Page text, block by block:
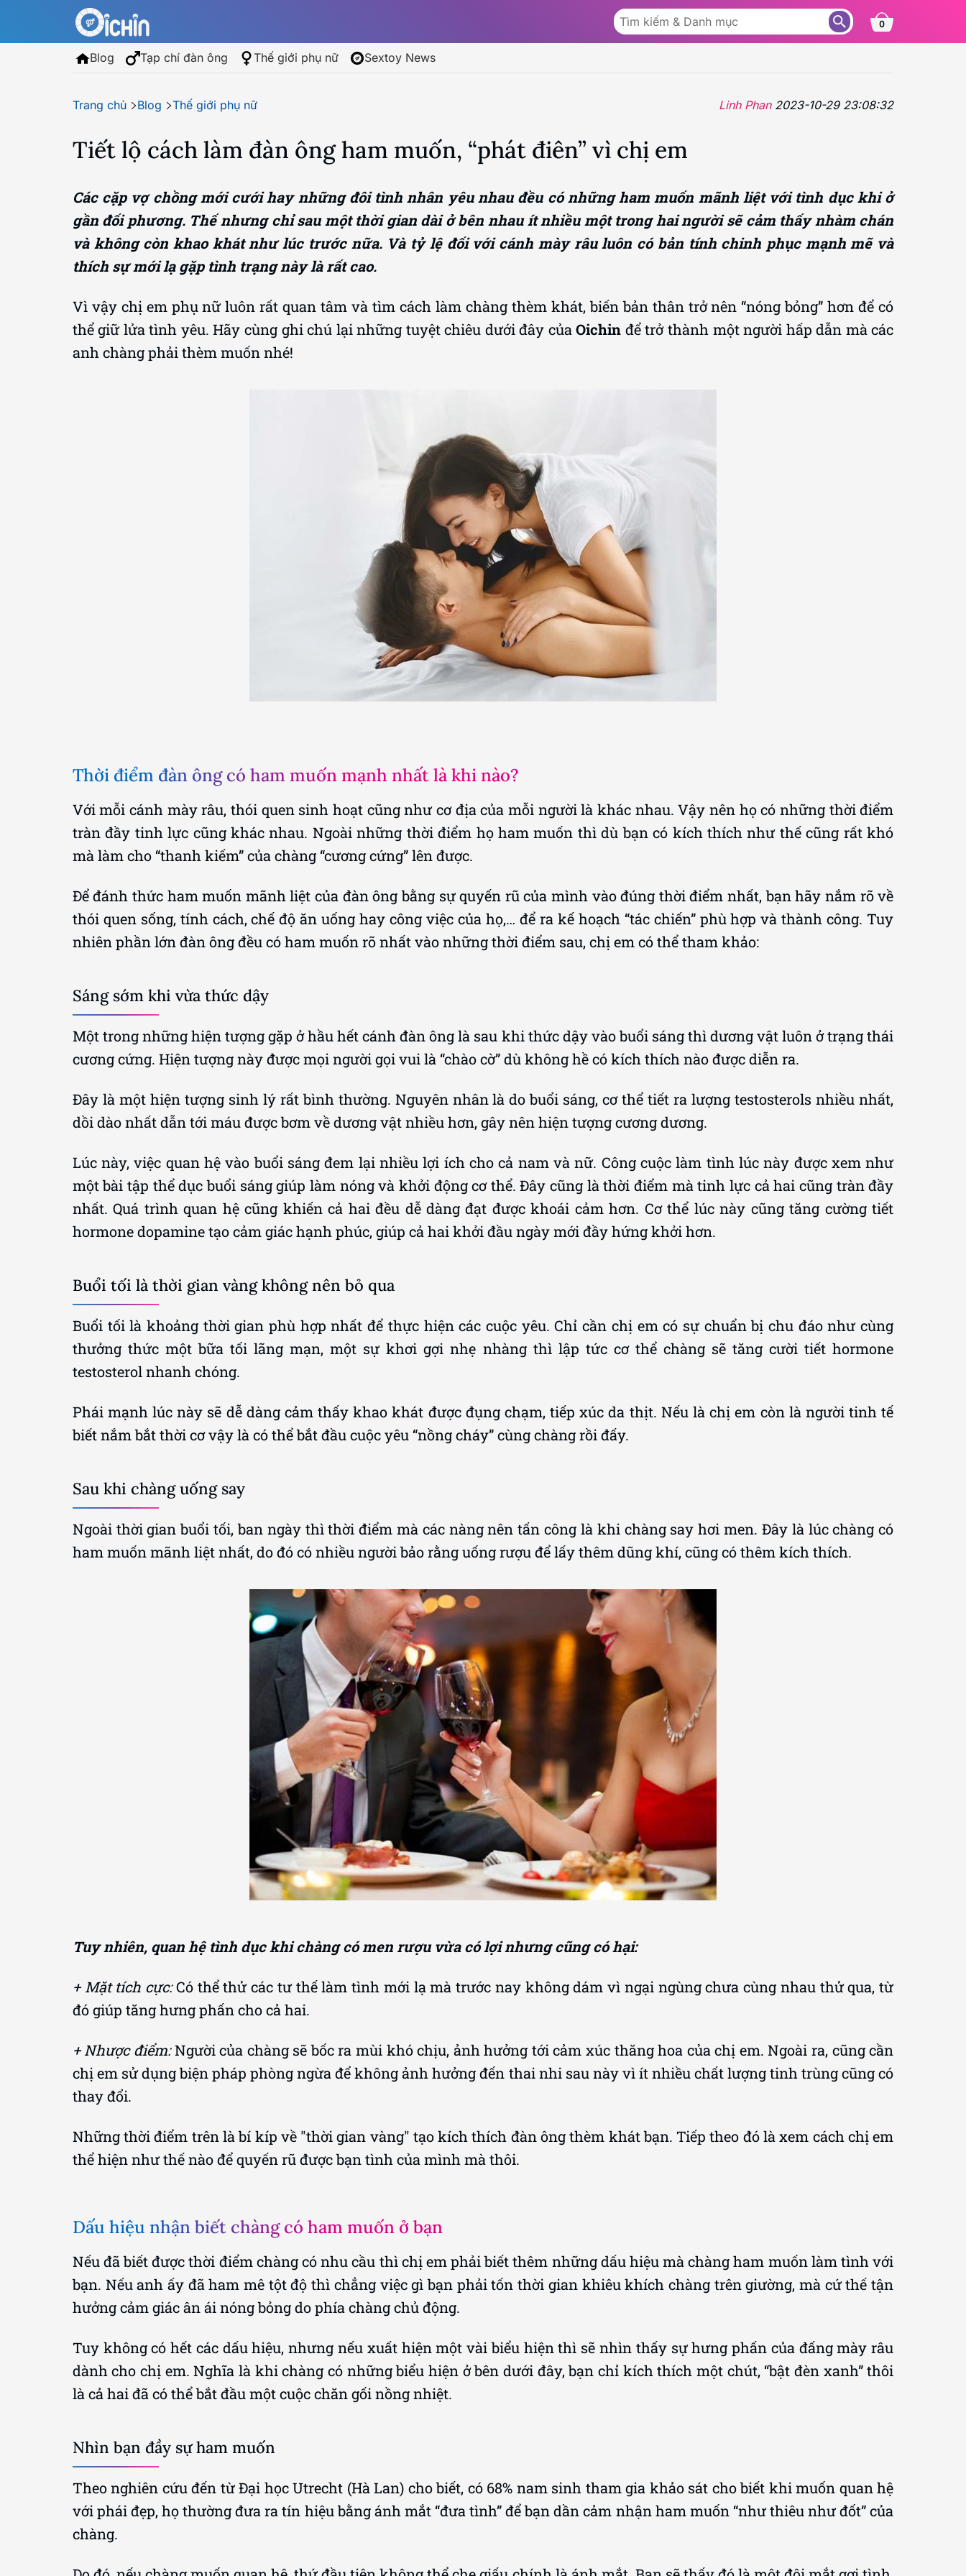
0
Blog Tạp chí đàn ông Thế giới phụ nữ Sextoy News
Trang chủ Blog Thế giới phụ nữ Linh Phan 2023-10-29 23:08:32
Tiết lộ cách làm đàn ông ham muốn, “phát điên” vì chị em
Các cặp vợ chồng mới cưới hay những đôi tình nhân yêu nhau đều có những ham muốn mãnh liệt với tình dục khi ở
gần đối phương. Thế nhưng chỉ sau một thời gian dài ở bên nhau ít nhiều một trong hai người sẽ cảm thấy nhàm chán
và không còn khao khát như lúc trước nữa. Và tỷ lệ đối với cánh mày râu luôn có bản tính chinh phục mạnh mẽ và
thích sự mới lạ gặp tình trạng này là rất cao.
Vì vậy chị em phụ nữ luôn rất quan tâm và tìm cách làm chàng thèm khát, biến bản thân trở nên “nóng bỏng” hơn để có
thể giữ lửa tình yêu. Hãy cùng ghi chú lại những tuyệt chiêu dưới đây củaOichin để trở thành một người hấp dẫn mà các
anh chàng phải thèm muốn nhé!
Thời điểm đàn ông có ham muốn mạnh nhất là khi nào?
Với mỗi cánh mày râu, thói quen sinh hoạt cũng như cơ địa của mỗi người là khác nhau. Vậy nên họ có những thời điểm
tràn đầy tinh lực cũng khác nhau. Ngoài những thời điểm họ ham muốn thì dù bạn có kích thích như thế cũng rất khó
mà làm cho “thanh kiếm” của chàng “cương cứng” lên được.
Để đánh thức ham muốn mãnh liệt của đàn ông bằng sự quyến rũ của mình vào đúng thời điểm nhất, bạn hãy nắm rõ về
thói quen sống, tính cách, chế độ ăn uống hay công việc của họ,… để ra kế hoạch “tác chiến” phù hợp và thành công. Tuy
nhiên phần lớn đàn ông đều có ham muốn rõ nhất vào những thời điểm sau, chị em có thể tham khảo:
Sáng sớm khi vừa thức dậy
Một trong những hiện tượng gặp ở hầu hết cánh đàn ông là sau khi thức dậy vào buổi sáng thì dương vật luôn ở trạng thái
cương cứng. Hiện tượng này được mọi người gọi vui là “chào cờ” dù không hề có kích thích nào được diễn ra.
Đây là một hiện tượng sinh lý rất bình thường. Nguyên nhân là do buổi sáng, cơ thể tiết ra lượng testosterols nhiều nhất,
dồi dào nhất dẫn tới máu được bơm về dương vật nhiều hơn, gây nên hiện tượng cương dương.
Lúc này, việc quan hệ vào buổi sáng đem lại nhiều lợi ích cho cả nam và nữ. Công cuộc làm tình lúc này được xem như
một bài tập thể dục buổi sáng giúp làm nóng và khởi động cơ thể. Đây cũng là thời điểm mà tinh lực cả hai cũng tràn đầy
nhất. Quá trình quan hệ cũng khiến cả hai đều dễ dàng đạt được khoái cảm hơn. Cơ thể lúc này cũng tăng cường tiết
hormone dopamine tạo cảm giác hạnh phúc, giúp cả hai khởi đầu ngày mới đầy hứng khởi hơn.
Buổi tối là thời gian vàng không nên bỏ qua
Buổi tối là khoảng thời gian phù hợp nhất để thực hiện các cuộc yêu. Chỉ cần chị em có sự chuẩn bị chu đáo như cùng
thưởng thức một bữa tối lãng mạn, một sự khơi gợi nhẹ nhàng thì lập tức cơ thể chàng sẽ tăng cười tiết hormone
testosterol nhanh chóng.
Phái mạnh lúc này sẽ dễ dàng cảm thấy khao khát được đụng chạm, tiếp xúc da thịt. Nếu là chị em còn là người tinh tế
biết nắm bắt thời cơ vậy là có thể bắt đầu cuộc yêu “nồng cháy” cùng chàng rồi đấy.
Sau khi chàng uống say
Ngoài thời gian buổi tối, ban ngày thì thời điểm mà các nàng nên tấn công là khi chàng say hơi men. Đây là lúc chàng có
ham muốn mãnh liệt nhất, do đó có nhiều người bảo rằng uống rượu để lấy thêm dũng khí, cũng có thêm kích thích.
Tuy nhiên, quan hệ tình dục khi chàng có men rượu vừa có lợi nhưng cũng có hại:
+ Mặt tích cực:Có thể thử các tư thế làm tình mới lạ mà trước nay không dám vì ngại ngùng chưa cùng nhau thử qua, từ
đó giúp tăng hưng phấn cho cả hai.
+ Nhược điểm:Người của chàng sẽ bốc ra mùi khó chịu, ảnh hưởng tới cảm xúc thăng hoa của chị em. Ngoài ra, cũng cần
chị em sử dụng biện pháp phòng ngừa để không ảnh hưởng đến thai nhi sau này vì ít nhiều chất lượng tinh trùng cũng có
thay đổi.
Những thời điểm trên là bí kíp về "thời gian vàng" tạo kích thích đàn ông thèm khát bạn. Tiếp theo đó là xem cách chị em
thể hiện như thế nào để quyến rũ được bạn tình của mình mà thôi.
Dấu hiệu nhận biết chàng có ham muốn ở bạn
Nếu đã biết được thời điểm chàng có nhu cầu thì chị em phải biết thêm những dấu hiệu mà chàng ham muốn làm tình với
bạn. Nếu anh ấy đã ham mê tột độ thì chẳng việc gì bạn phải tốn thời gian khiêu khích chàng trên giường, mà cứ thế tận
hưởng cảm giác ân ái nóng bỏng do phía chàng chủ động.
Tuy không có hết các dấu hiệu, nhưng nếu xuất hiện một vài biểu hiện thì sẽ nhìn thấy sự hưng phấn của đấng mày râu
dành cho chị em. Nghĩa là khi chàng có những biểu hiện ở bên dưới đây, bạn chỉ kích thích một chút, “bật đèn xanh” thôi
là cả hai đã có thể bắt đầu một cuộc chăn gối nồng nhiệt.
Nhìn bạn đầy sự ham muốn
Theo nghiên cứu đến từ Đại học Utrecht (Hà Lan) cho biết, có 68% nam sinh tham gia khảo sát cho biết khi muốn quan hệ
với phái đẹp, họ thường đưa ra tín hiệu bằng ánh mắt “đưa tình” để bạn dần cảm nhận ham muốn “như thiêu như đốt” của
chàng.